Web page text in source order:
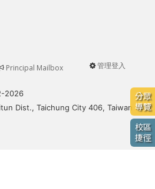
分眾
導覽
校區
捷徑
User
管理登入
Principal Mailbox
2026
Dist., Taichung City 406, Taiwan